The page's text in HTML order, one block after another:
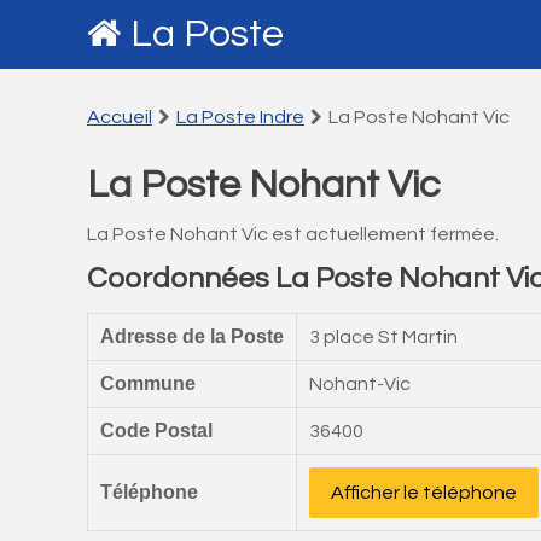
La Poste
Accueil La Poste Indre La Poste Nohant Vic
La Poste Nohant Vic
La Poste Nohant Vic est actuellement fermée.
Coordonnées La Poste Nohant
Adresse de la Poste 3 place St Martin
Commune Nohant-Vic
Code Postal 36400
Téléphone Afficher le téléphone